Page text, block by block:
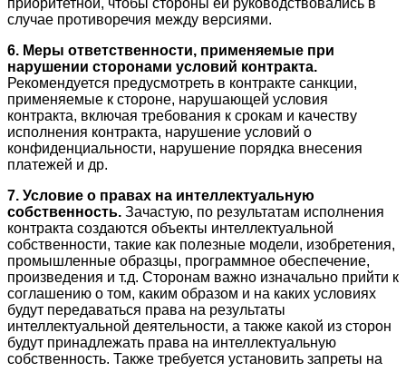
приоритетной, чтобы стороны ей руководствовались в
случае противоречия между версиями.
6. Меры ответственности, применяемые при
нарушении сторонами условий контракта.
Рекомендуется предусмотреть в контракте санкции,
применяемые к стороне, нарушающей условия
контракта, включая требования к срокам и качеству
исполнения контракта, нарушение условий о
конфиденциальности, нарушение порядка внесения
платежей и др.
7. Условие о правах на интеллектуальную
собственность. Зачастую, по результатам исполнения
контракта создаются объекты интеллектуальной
собственности, такие как полезные модели, изобретения,
промышленные образцы, программное обеспечение,
произведения и т.д. Сторонам важно изначально прийти к
соглашению о том, каким образом и на каких условиях
будут передаваться права на результаты
интеллектуальной деятельности, а также какой из сторон
будут принадлежать права на интеллектуальную
собственность. Также требуется установить запреты на